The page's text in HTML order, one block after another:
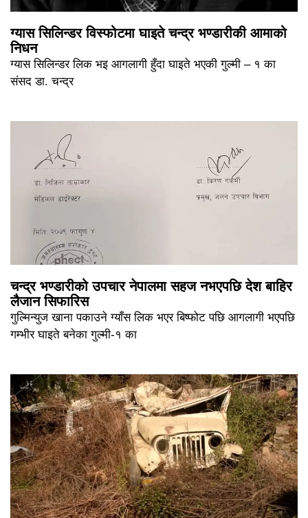
ग्यास सिलिन्डर विस्फोटमा घाइते चन्द्र भण्डारीकी आमाको
निधन
ग्यास सिलिन्डर लिक भइ आगलागी हुँदा घाइते भएकी गुल्मी – १ का
संसद डा. चन्द्र
चन्द्र भण्डारीको उपचार नेपालमा सहज नभएपछि देश बाहिर
लैजान सिफारिस
गुल्मिन्युज खाना पकाउने ग्याँस लिक भएर बिष्फोट पछि आगलागी भएपछि
गम्भीर घाइते बनेका गुल्मी-१ का